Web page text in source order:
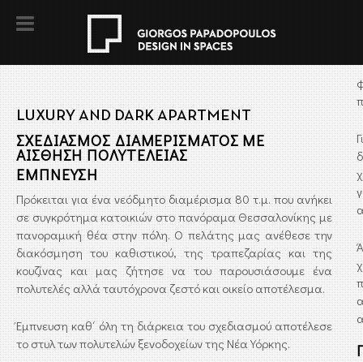
LUXURY AND DARK APARTMENT
ΣΧΕΔΙΑΣΜOΣ ΔΙΑΜΕΡΙΣΜΑΤΟΣ ΜΕ
ΑΙΣΘΗΣΗ ΠΟΛΥΤΕΛΕΙΑΣ
ΕΜΠΝΕΥΣΗ
Πρόκειται για ένα νεόδμητο διαμέρισμα 80 τ.μ. που ανήκει
σε συγκρότημα κατοικιών στο πανόραμα Θεσσαλονίκης με
πανοραμική θέα στην πόλη. Ο πελάτης μας ανέθεσε την
διακόσμηση του καθιστικού, της τραπεζαρίας και της
κουζίνας και μας ζήτησε να του παρουσιάσουμε ένα
πολυτελές αλλά ταυτόχρονα ζεστό και οικείο αποτέλεσμα.
Έμπνευση καθ΄ όλη τη διάρκεια του σχεδιασμού αποτέλεσε
το στυλ των πολυτελών ξενοδοχείων της Νέα Υόρκης.